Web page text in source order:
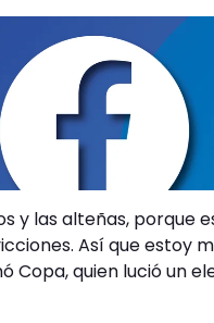
y las alteñas, porque
Así que estoy
Copa, quien lució un